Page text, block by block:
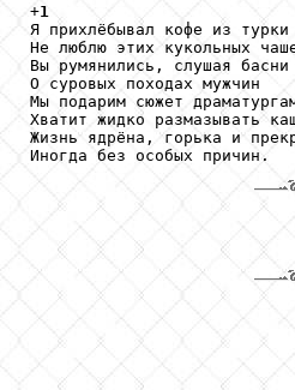
+1
Я прихлёбывал кофе
Не люблю этих
Вы румянились,
О суровых
Мы подарим сюжет
Хватит жидко
Жизнь ядрёна, горька и
Иногда без